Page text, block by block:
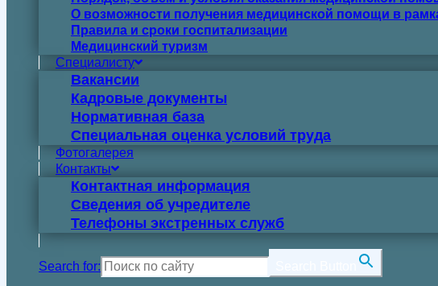
О возможности получения медицинской помощи в
Правила и сроки госпитализации
Медицинский туризм
Специалисту
Вакансии
Кадровые документы
Нормативная база
Специальная оценка условий труда
Фотогалерея
Контакты
Контактная информация
Сведения об учредителе
Телефоны экстренных служб
Search for: